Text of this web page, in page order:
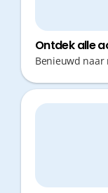
Ontdek alle
Benieuwd naar